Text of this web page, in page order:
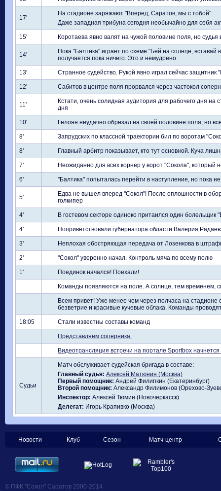
17'
На стадионе заряжают "Вперед, Саратов, мы с тобой".
Даже западная трибуна сегодня необычайно для себя
15' Коротаева явно валят на чужой половине поля, но судья
14'
Пока "Балтика" играет по схеме "Бей на солнце,
получается пока ничего. Это и немудрено
13' Странное судейство. Рукой явно играл сейчас
12' Сабитов в центре поля прорвался через частокол
11'
Кстати, очень солидная аудитория для рабочего дня
дня
10' Гелоян неудачно обрезал на своей половине поля, но
8' Запрудских по классной траектории бил по воротам
8' Главный арбитр показывает, кто тут основной. Куча
7' Неожиданно для всех корнер у ворот "Сокола", который
6' "Балтика" попыталась перейти в наступление, но пока
5'
Едва не вышел вперед "Сокол"! После оплошности в
голкипер
4' В гостевом секторе одиноко притаился один болельщик
4' Поприветствовали губернатора области Валерия
3' Неплохая обостряющая передача от Лозенкова в
2' "Сокол" уверенно начал. Контроль мяча по всему полю
1' Поединок начался! Поехали!
Команды появляются на поле. А солнце, тем временем,
Всем привет! Уже менее чем через полчаса на стадионе
безветрие и красивые кучевые облака. Команды
18:05 Стали известны составы команд
Представляем соперника.
Видеотрансляция встречи на портале Sportbox начнется
Судьи
Матч обслуживает судейская бригада в составе:
Главный судья: Алексей Матюнин (Москва)
Первый помощник: Андрей Филипкин (Екатеринбург)
Второй помощник: Александр Филимонов (Орехово-
Инспектор: Алексей Тюмин (Новочеркасск)
Делегат: Игорь Крапивко (Москва)
Новости Клуб Сезон Матч-центр
© ПФК "Сокол" Саратов 2000-2014